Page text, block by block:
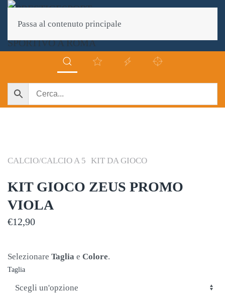
Passa al contenuto principale
CALCIO/CALCIO A 5 KIT DA GIOCO
KIT GIOCO ZEUS PROMO
VIOLA
€12,90
Selezionare Taglia e Colore.
Taglia